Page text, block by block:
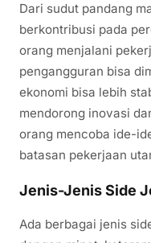
Dari sudut pandang
berkontribusi pada
orang menjalani
pengangguran bisa
ekonomi bisa lebih
mendorong inovasi
orang mencoba ide-
batasan pekerjaan
Jenis-Jenis Side
Ada berbagai jenis